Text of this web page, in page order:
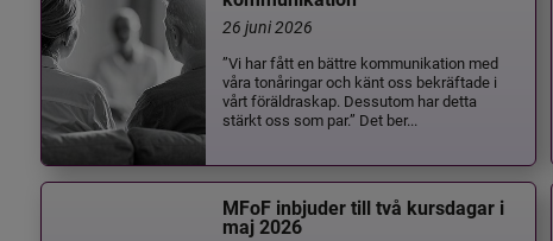
26 juni 2026
”Vi har fått en bättre kommunikation med
våra tonåringar och känt oss bekräftade i
vårt föräldraskap. Dessutom har detta
stärkt oss som par.” Det ber...
MFoF inbjuder till två kursdagar i
maj 2026